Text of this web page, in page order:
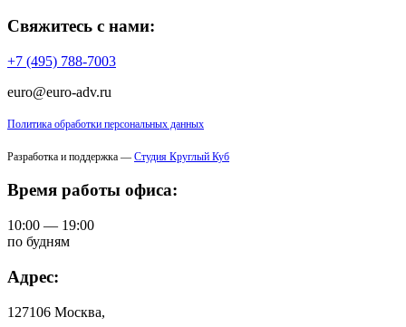
Свяжитесь с нами:
+7 (495) 788-7003
euro@euro-adv.ru
Политика обработки персональных данных
Разработка и поддержка — Студия Круглый Куб
Время работы офиса:
10:00 — 19:00
по будням
Адрес:
127106 Москва,